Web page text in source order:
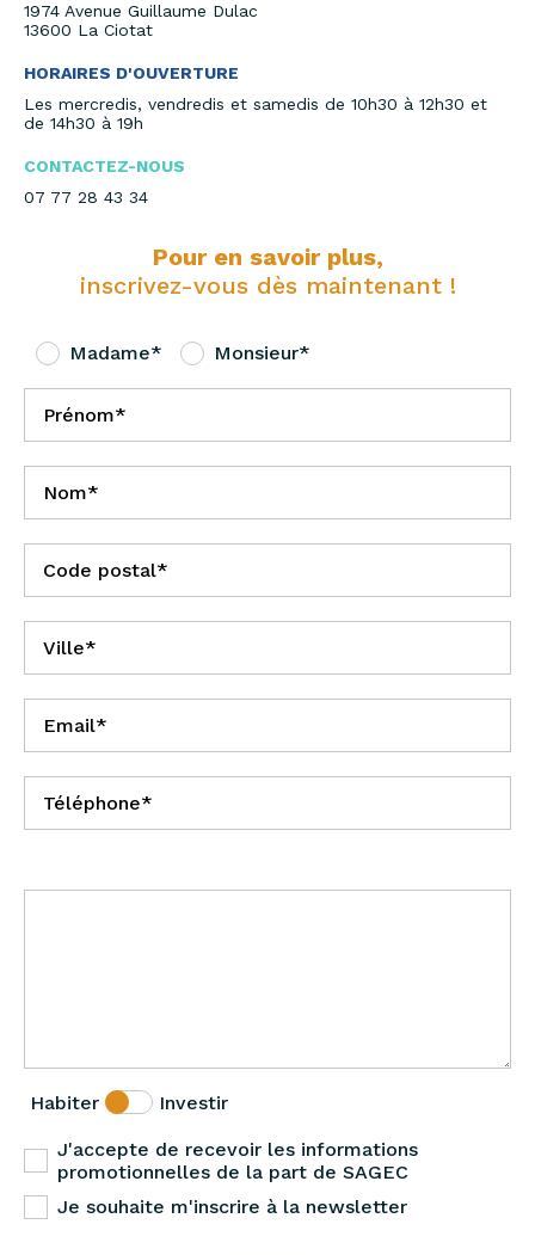
1974 Avenue Guillaume Dulac
13600 La Ciotat
HORAIRES D'OUVERTURE
Les mercredis, vendredis et samedis de 10h30 à 12h30 et
de 14h30 à 19h
CONTACTEZ-NOUS
07 77 28 43 34
Pour en savoir plus,
inscrivez-vous dès maintenant !
Madame* Monsieur*
Habiter Investir
J'accepte de recevoir les informations
promotionnelles de la part de SAGEC
Je souhaite m'inscrire à la newsletter